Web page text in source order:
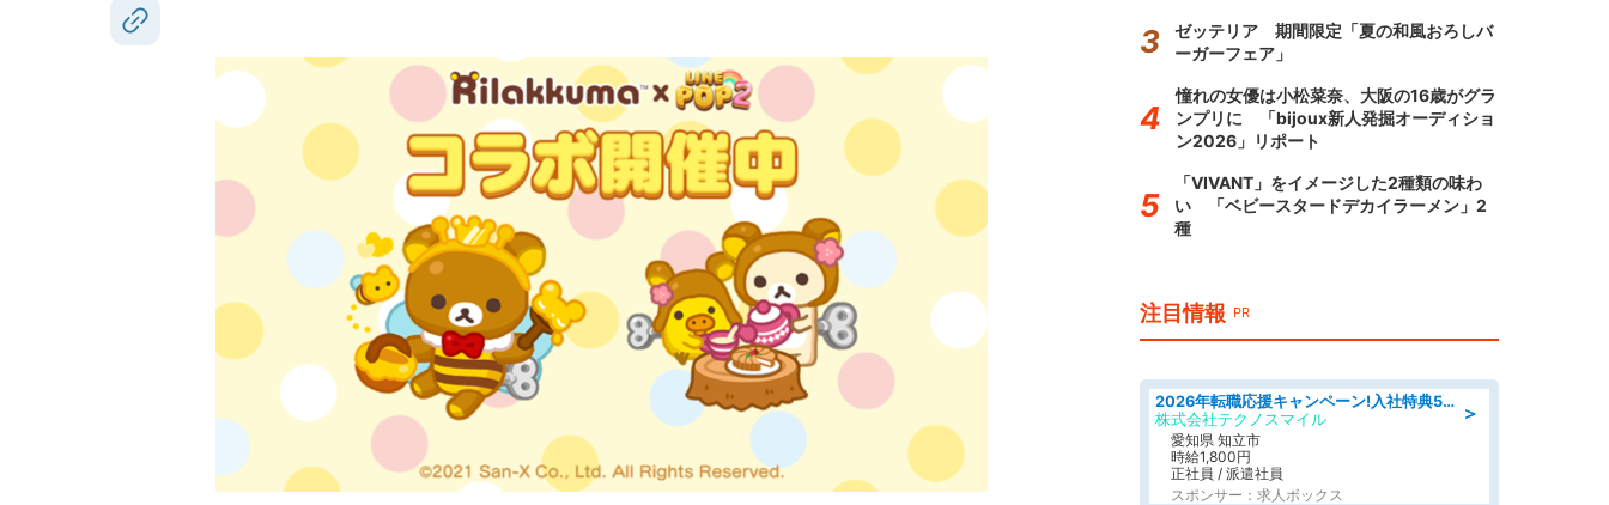
ゼッテリア 期間限定「夏の和風おろしバ
ーガーフェア」
憧れの女優は小松菜奈、大阪の16歳がグラ
ンプリに 「bijoux新人発掘オーディショ
ン2026」リポート
「VIVANT」をイメージした2種類の味わ
い 「ベビースタードデカイラーメン」2
種
注目情報 PR
＞
2026年転職応援キャンペーン!入社特典58万円/デンソーで働こう!自動車工場で小型部品の検査業務 denso aichi
株式会社テクノスマイル
愛知県 知立市
時給1,800円
正社員 / 派遣社員
スポンサー：求人ボックス